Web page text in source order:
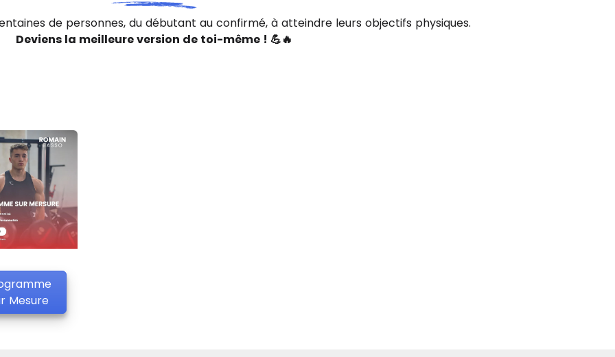
de personnes, du débutant au confirmé, à atteindre leurs objectifs physiques.
Deviens la meilleure version de toi-même ! 💪🔥
Mesure